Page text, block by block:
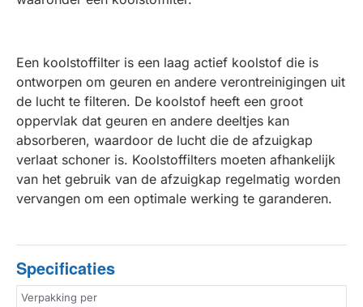
Een koolstoffilter is een laag actief koolstof die is
ontworpen om geuren en andere verontreinigingen uit
de lucht te filteren. De koolstof heeft een groot
oppervlak dat geuren en andere deeltjes kan
absorberen, waardoor de lucht die de afzuigkap
verlaat schoner is. Koolstoffilters moeten afhankelijk
van het gebruik van de afzuigkap regelmatig worden
vervangen om een optimale werking te garanderen.
Specificaties
Verpakking per